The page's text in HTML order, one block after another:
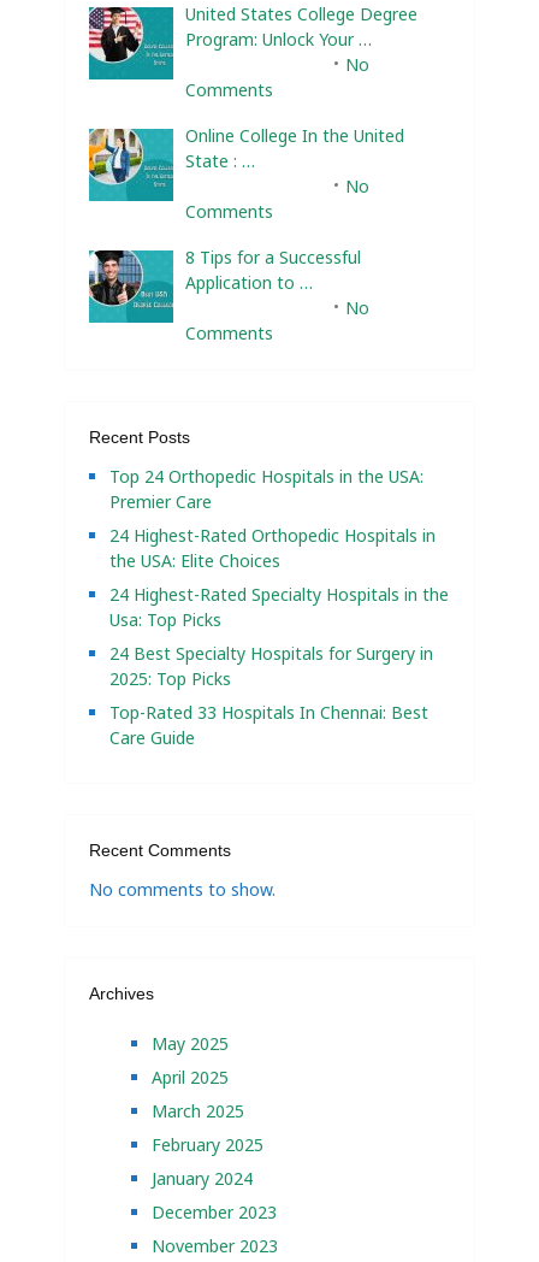
United States College Degree
Program: Unlock Your …
No
Comments
Online College In the United
State : …
No
Comments
8 Tips for a Successful
Application to …
No
Comments
Recent Posts
Top 24 Orthopedic Hospitals in the USA:
Premier Care
24 Highest-Rated Orthopedic Hospitals in
the USA: Elite Choices
24 Highest-Rated Specialty Hospitals in the
Usa: Top Picks
24 Best Specialty Hospitals for Surgery in
2025: Top Picks
Top-Rated 33 Hospitals In Chennai: Best
Care Guide
Recent Comments
No comments to show.
Archives
May 2025
April 2025
March 2025
February 2025
January 2024
December 2023
November 2023